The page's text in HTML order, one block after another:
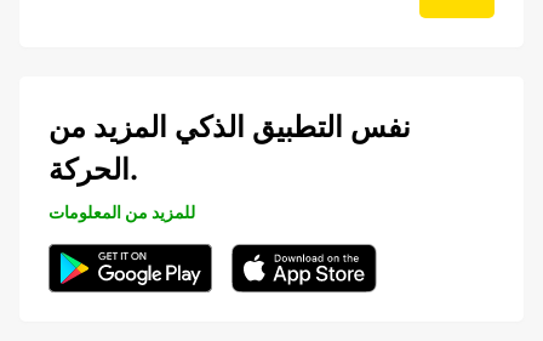
نفس التطبيق الذكي المزيد من
الحركة.
للمزيد من المعلومات